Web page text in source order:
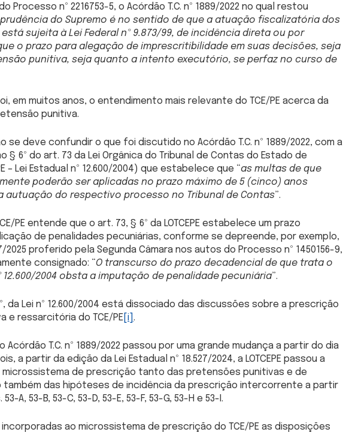
Processo nº 2216753-5, o Acórdão T.C. nº 1889/2022 no qual restou
do Supremo é no sentido de que a atuação fiscalizatória dos
sujeita à Lei Federal nº 9.873/99, de incidência direta ou por
o prazo para alegação de imprescritibilidade em suas decisões, seja
punitiva, seja quanto a intento executório, se perfaz no curso de
em muitos anos, o entendimento mais relevante do TCE/PE acerca da
punitiva.
se deve confundir o que foi discutido no Acórdão T.C. nº 1889/2022, com a
§ 6º do art. 73 da Lei Orgânica do Tribunal de Contas do Estado de
– Lei Estadual nº 12.600/2004) que estabelece que “as multas de que
poderão ser aplicadas no prazo máximo de 5 (cinco) anos
autuação do respectivo processo no Tribunal de Contas”.
PE entende que o art. 73, § 6º da LOTCEPE estabelece um prazo
de penalidades pecuniárias, conforme se depreende, por exemplo,
2025 proferido pela Segunda Câmara nos autos do Processo nº 1450156-9,
consignado: “O transcurso do prazo decadencial de que trata o
12.600/2004 obsta a imputação de penalidade pecuniária”.
da Lei nº 12.600/2004 está dissociado das discussões sobre a prescrição
e ressarcitória do TCE/PE [i] .
Acórdão T.C. nº 1889/2022 passou por uma grande mudança a partir do dia
a partir da edição da Lei Estadual nº 18.527/2024, a LOTCEPE passou a
de prescrição tanto das pretensões punitivas e de
das hipóteses de incidência da prescrição intercorrente a partir
A, 53-B, 53-C, 53-D, 53-E, 53-F, 53-G, 53-H e 53-I.
ao microssistema de prescrição do TCE/PE as disposições